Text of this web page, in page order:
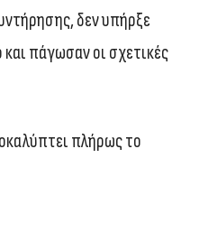
δεν υπήρξε
πάγωσαν οι σχετικές
πλήρως το